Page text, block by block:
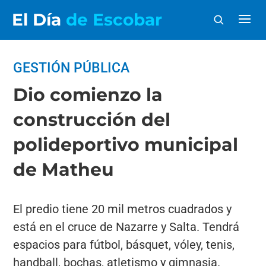
El Día de Escobar
GESTIÓN PÚBLICA
Dio comienzo la
construcción del
polideportivo municipal
de Matheu
El predio tiene 20 mil metros cuadrados y
está en el cruce de Nazarre y Salta. Tendrá
espacios para fútbol, básquet, vóley, tenis,
handball, bochas, atletismo y gimnasia.